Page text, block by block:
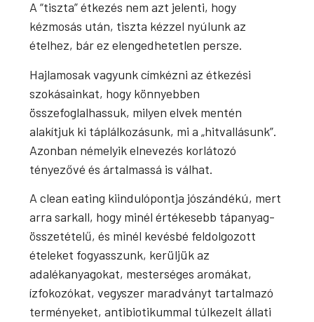
A “tiszta” étkezés nem azt jelenti, hogy
kézmosás után, tiszta kézzel nyúlunk az
ételhez, bár ez elengedhetetlen persze.
Hajlamosak vagyunk címkézni az étkezési
szokásainkat, hogy könnyebben
összefoglalhassuk, milyen elvek mentén
alakítjuk ki táplálkozásunk, mi a „hitvallásunk”.
Azonban némelyik elnevezés korlátozó
tényezővé és ártalmassá is válhat.
A clean eating kiindulópontja jószándékú, mert
arra sarkall, hogy minél értékesebb tápanyag-
összetételű, és minél kevésbé feldolgozott
ételeket fogyasszunk, kerüljük az
adalékanyagokat, mesterséges aromákat,
ízfokozókat, vegyszer maradványt tartalmazó
terményeket, antibiotikummal túlkezelt állati